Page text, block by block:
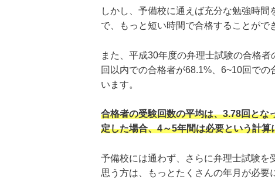
しかし、予備校に通えば充分な勉強時
で、もっと短い時間で合格することがで
また、平成30年度の弁理士試験の合格
回以内での合格者が68.1%、6~10回で
います。
合格者の受験回数の平均は、3.78回とな
定した場合、4～5年間は必要という計算
予備校には通わず、さらに弁理士試験を
思う方は、もっとたくさんの年月が必要